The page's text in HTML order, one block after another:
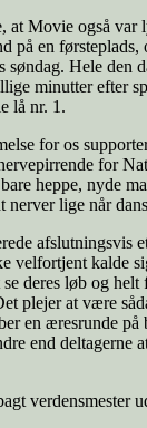
at Movie også var
på en
søndag. Hele den
minutter efter
lå nr. 1.
for os
for
heppe, nyde
nerver lige når
afslutningsvis
velfortjent kalde
deres løb og
plejer at være
en æresrunde på
end deltagerne
verdensmester